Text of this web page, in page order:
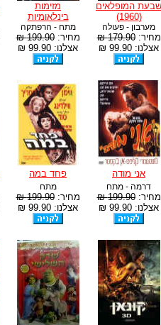
שבעת המופלאים
(1960)
מערבון - פעולה
מחיר:179.90 ₪
אצלנו: 99.90 ₪
מזימות
בינלאומיות
מתח - הרפתקה
מחיר:199.90 ₪
אצלנו: 99.90 ₪
אני מודה
דרמה - מתח
מחיר:199.90 ₪
אצלנו: 99.90 ₪
פחד במה
מתח
מחיר:199.90 ₪
אצלנו: 99.90 ₪